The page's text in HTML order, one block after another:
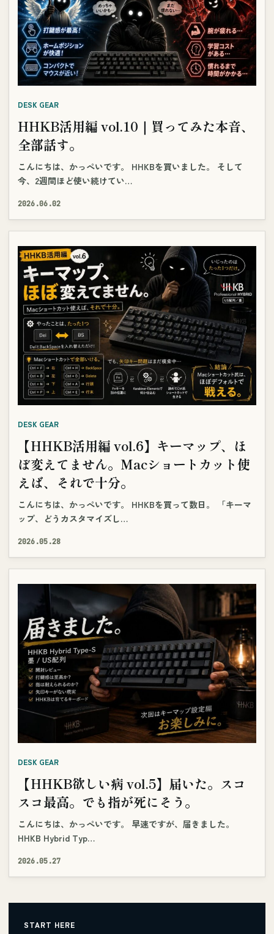
DESK GEAR
HHKB活用編 vol.10｜買ってみた本音、
全部話す。
こんにちは、かっぺいです。 HHKBを買いました。 そして
今、2週間ほど使い続けてい…
2026.06.02
DESK GEAR
【HHKB活用編 vol.6】キーマップ、ほ
ぼ変えてません。Macショートカット使
えば、それで十分。
こんにちは、かっぺいです。 HHKBを買って数日。 「キーマ
ップ、どうカスタマイズし…
2026.05.28
DESK GEAR
【HHKB欲しい病 vol.5】届いた。スコ
スコ最高。でも指が死にそう。
こんにちは、かっぺいです。 早速ですが、届きました。
HHKB Hybrid Typ…
2026.05.27
START HERE